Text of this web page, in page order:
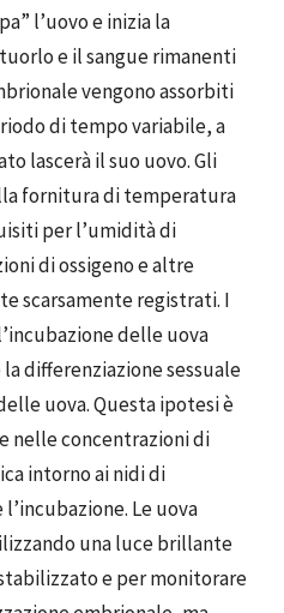
l’uovo e inizia la
e il sangue rimanenti
vengono assorbiti
di tempo variabile, a
lascerà il suo uovo. Gli
fornitura di temperatura
per l’umidità di
di ossigeno e altre
scarsamente registrati. I
delle uova
differenziazione sessuale
uova. Questa ipotesi è
nelle concentrazioni di
intorno ai nidi di
Le uova
una luce brillante
e per monitorare